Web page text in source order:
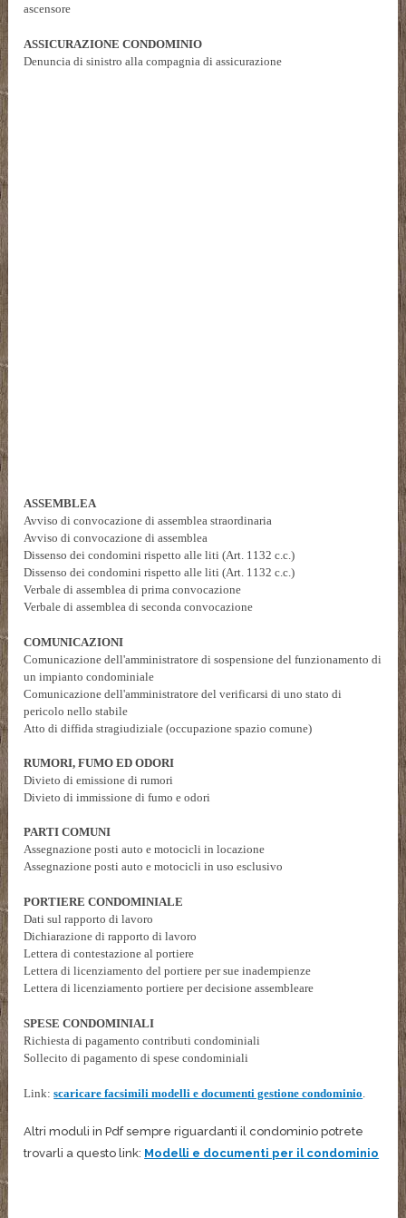
ascensore
ASSICURAZIONE CONDOMINIO
Denuncia di sinistro alla compagnia di assicurazione
ASSEMBLEA
Avviso di convocazione di assemblea straordinaria
Avviso di convocazione di assemblea
Dissenso dei condomini rispetto alle liti (Art. 1132 c.c.)
Dissenso dei condomini rispetto alle liti (Art. 1132 c.c.)
Verbale di assemblea di prima convocazione
Verbale di assemblea di seconda convocazione
COMUNICAZIONI
Comunicazione dell'amministratore di sospensione del funzionamento di
un impianto condominiale
Comunicazione dell'amministratore del verificarsi di uno stato di
pericolo nello stabile
Atto di diffida stragiudiziale (occupazione spazio comune)
RUMORI, FUMO ED ODORI
Divieto di emissione di rumori
Divieto di immissione di fumo e odori
PARTI COMUNI
Assegnazione posti auto e motocicli in locazione
Assegnazione posti auto e motocicli in uso esclusivo
PORTIERE CONDOMINIALE
Dati sul rapporto di lavoro
Dichiarazione di rapporto di lavoro
Lettera di contestazione al portiere
Lettera di licenziamento del portiere per sue inadempienze
Lettera di licenziamento portiere per decisione assembleare
SPESE CONDOMINIALI
Richiesta di pagamento contributi condominiali
Sollecito di pagamento di spese condominiali
Link:scaricare facsimili modelli e documenti gestione condominio.
Altri moduli in Pdf sempre riguardanti il condominio potrete
trovarli a questo link: Modelli e documenti per il condominio